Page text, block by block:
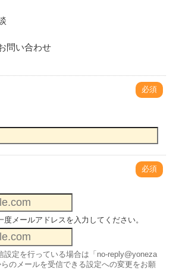
問い合わせ
必須
必須
メールアドレスを入力してください。
定を行っている場合は「no-reply@yoneza
のメールを受信できる設定への変更をお願